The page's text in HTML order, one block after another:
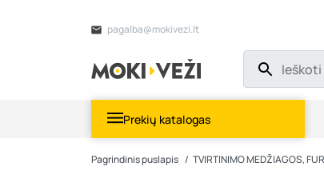
pagalba@mokivezi.lt
Prekių katalogas
Pagrindinis puslapis TVIRTINIMO MEDŽIAGOS,